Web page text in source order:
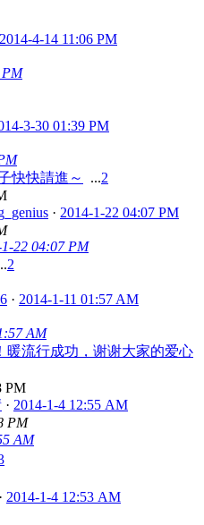
2014-4-14 11:06 PM
PM
3-30 01:39 PM
快快請進～
...2
· 2014-1-22 04:07 PM
22 04:07 PM
2
· 2014-1-11 01:57 AM
AM
流行成功，谢谢大家的爱心
PM
· 2014-1-4 12:55 AM
PM
AM
· 2014-1-4 12:53 AM